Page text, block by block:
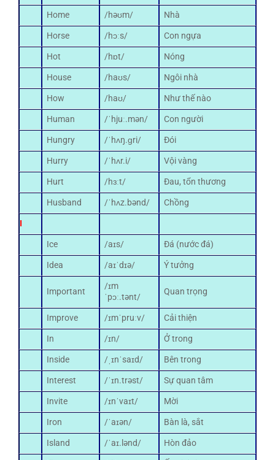
Home
/həʊm/
Nhà
Horse
/hɔːs/
Con ngựa
Hot
/hɒt/
Nóng
House
/haʊs/
Ngôi nhà
How
/haʊ/
Như thế nào
Human
/ˈhjuː.mən/
Con người
Hungry
/ˈhʌŋ.ɡri/
Đói
Hurry
/ˈhʌr.i/
Vội vàng
Hurt
/hɜːt/
Đau, tổn thương
Husband
/ˈhʌz.bənd/
Chồng
I
Ice
/aɪs/
Đá (nước đá)
Idea
/aɪˈdɪə/ Ý tưởng
Important
/ɪm
ˈpɔː.tənt/
Quan trọng
Improve /ɪmˈpruːv/
Cải thiện
In
/ɪn/
Ở trong
Inside
/ˌɪnˈsaɪd/
Bên trong
Interest
/ˈɪn.trəst/
Sự quan tâm
Invite
/ɪnˈvaɪt/
Mời
Iron
/ˈaɪən/
Bàn là, sắt
Island
/ˈaɪ.lənd/
Hòn đảo